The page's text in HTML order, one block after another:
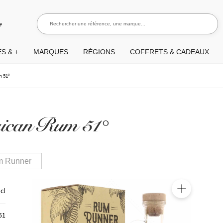
Rechercher une référence, une marque...
& + MARQUES RÉGIONS COFFRETS & CADEAUX
51°
Rum 51°
Runner